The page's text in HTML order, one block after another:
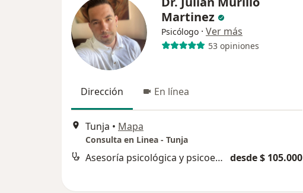
Martinez
Psicólogo · Ver más
53 opiniones
Dirección En línea
Tunja • Mapa
Consulta en Linea - Tunja
Asesoría psicológica y psicoeducación desde $ 105.000